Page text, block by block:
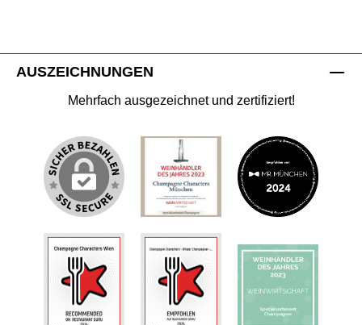
AUSZEICHNUNGEN
Mehrfach ausgezeichnet und zertifiziert!